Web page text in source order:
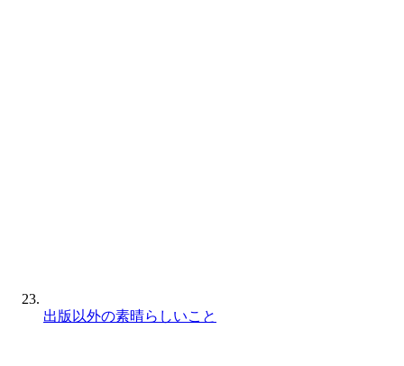
出版以外の素晴らしいこと